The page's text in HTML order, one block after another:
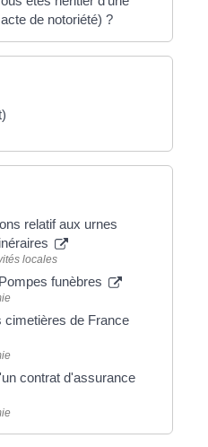
de notoriété) ?
relatif aux urnes
locales
funèbres
cimetières de France
contrat d'assurance